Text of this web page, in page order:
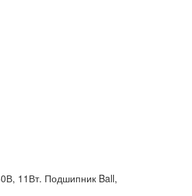
11Вт. Подшипник Ball,